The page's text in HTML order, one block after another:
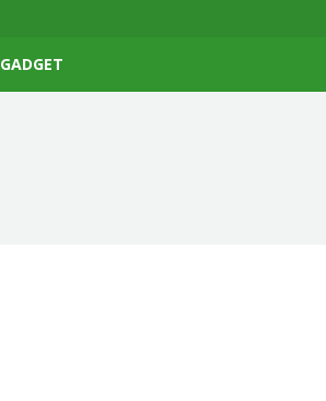
GADGET